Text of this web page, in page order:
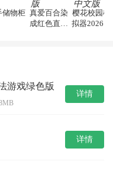
储物柜 真爱百合染
成红色直装
樱花校园模
拟器2026中
游戏绿色版
详情
详情